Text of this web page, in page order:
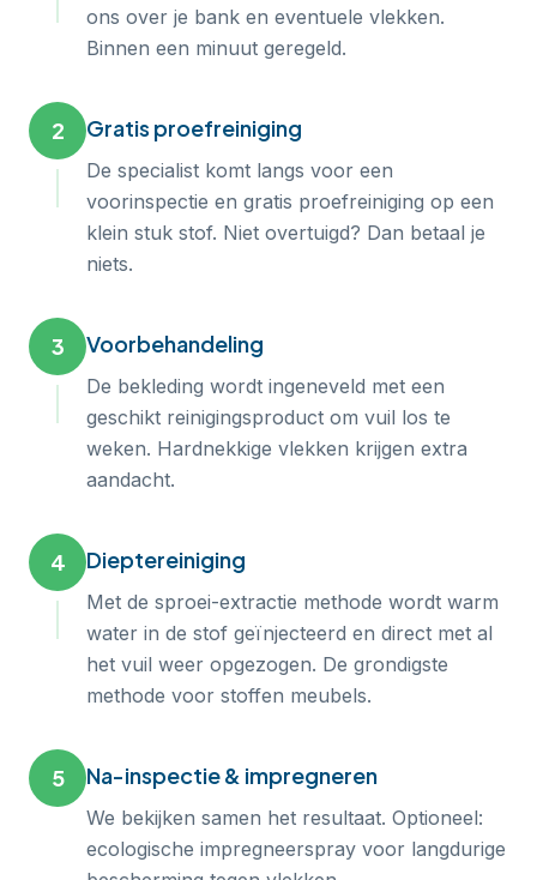
ons over je bank en eventuele vlekken.
Binnen een minuut geregeld.
2 Gratis proefreiniging
De specialist komt langs voor een
voorinspectie en gratis proefreiniging op een
klein stuk stof. Niet overtuigd? Dan betaal je
niets.
3 Voorbehandeling
De bekleding wordt ingeneveld met een
geschikt reinigingsproduct om vuil los te
weken. Hardnekkige vlekken krijgen extra
aandacht.
4 Dieptereiniging
Met de sproei-extractie methode wordt warm
water in de stof geïnjecteerd en direct met al
het vuil weer opgezogen. De grondigste
methode voor stoffen meubels.
5 Na-inspectie & impregneren
We bekijken samen het resultaat. Optioneel:
ecologische impregneerspray voor langdurige